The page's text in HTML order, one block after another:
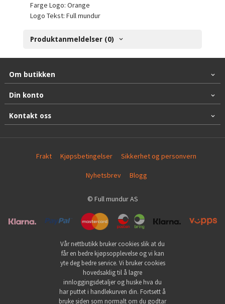
Farge Logo: Orange
Logo Tekst: Full mundur
Produktanmeldelser (0)
Om butikken
Din konto
Kontakt oss
Frakt Kjøpsbetingelser Sikkerhet og personvern
Nyhetsbrev Blogg
© Full mundur AS
Vår nettbutikk bruker cookies slik at du
får en bedre kjøpsopplevelse og vi kan
yte deg bedre service. Vi bruker cookies
hovedsaklig til å lagre
innloggingsdetaljer og huske hva du
har puttet i handlekurven din. Fortsett å
bruke siden som normalt om du godtar